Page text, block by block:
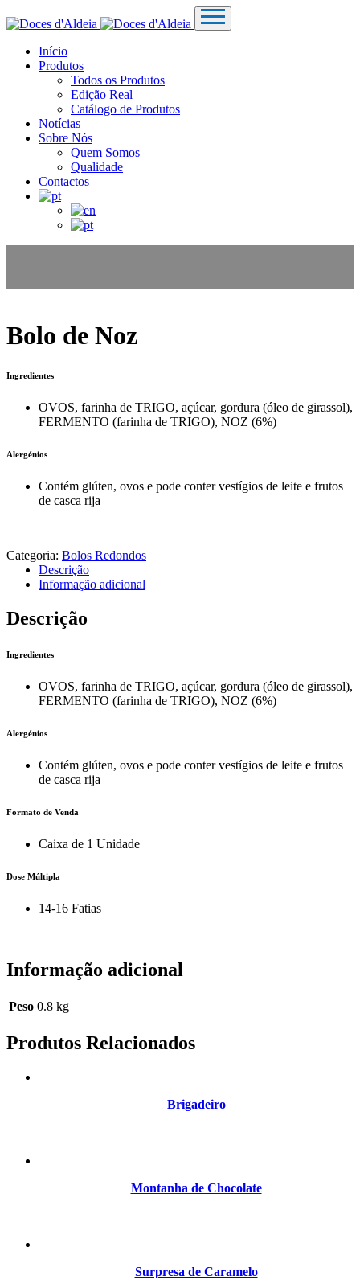
Início
Produtos
Todos os Produtos
Edição Real
Catálogo de Produtos
Notícias
Sobre Nós
Quem Somos
Qualidade
Contactos
Bolo de Noz
Ingredientes
OVOS, farinha de TRIGO, açúcar, gordura (óleo de girassol),
FERMENTO (farinha de TRIGO), NOZ (6%)
Alergénios
Contém glúten, ovos e pode conter vestígios de leite e frutos
de casca rija
Categoria: Bolos Redondos
Descrição
Informação adicional
Descrição
Ingredientes
OVOS, farinha de TRIGO, açúcar, gordura (óleo de girassol),
FERMENTO (farinha de TRIGO), NOZ (6%)
Alergénios
Contém glúten, ovos e pode conter vestígios de leite e frutos
de casca rija
Formato de Venda
Caixa de 1 Unidade
Dose Múltipla
14-16 Fatias
Informação adicional
Peso 0.8 kg
Produtos Relacionados
Brigadeiro
Montanha de Chocolate
Surpresa de Caramelo